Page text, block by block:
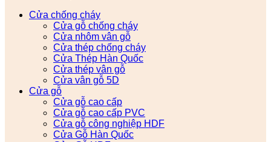
Cửa chống cháy
Cửa gỗ chống cháy
Cửa nhôm vân gỗ
Cửa thép chống cháy
Cửa Thép Hàn Quốc
Cửa thép vân gỗ
Cửa vân gỗ 5D
Cửa gỗ
Cửa gỗ cao cấp
Cửa gỗ cao cấp PVC
Cửa gỗ công nghiệp HDF
Cửa Gỗ Hàn Quốc